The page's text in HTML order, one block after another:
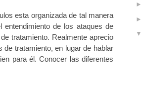
esta organizada de tal manera
de los ataques de
tratamiento. Realmente aprecio
de tratamiento, en lugar de hablar
para él. Conocer las diferentes
►
►
▼